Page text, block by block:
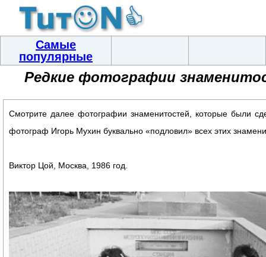
Самые
популярные
Редкие фотографии
Смотрите далее фотографии знаменитостей, которые были
фотограф Игорь Мухин буквально «подловил» всех этих
Виктор Цой, Москва, 1986 год.